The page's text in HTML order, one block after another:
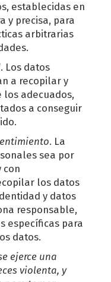
establecidas en
y precisa, para
arbitrarias
. Los datos
a recopilar y
adecuados,
a conseguir
. La
sea por
con
los datos
y datos
responsable,
específicas para
datos.
ejerce una
violenta, y